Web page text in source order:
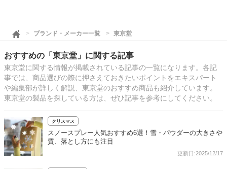
ブランド・メーカー一覧 東京堂
おすすめの「東京堂」に関する記事
東京堂に関する情報が掲載されている記事の一覧になります。各記
事では、商品選びの際に押さえておきたいポイントをエキスパート
や編集部が詳しく解説、東京堂のおすすめ商品も紹介しています。
東京堂の製品を探している方は、ぜひ記事を参考にしてください。
クリスマス
スノースプレー人気おすすめ6選！雪・パウダーの大きさや
質、落とし方にも注目
更新日:2025/12/17